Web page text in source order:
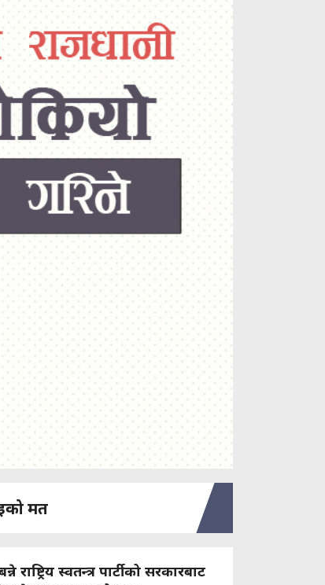
मत
राष्ट्रिय स्वतन्त्र पार्टीको सरकारबाट